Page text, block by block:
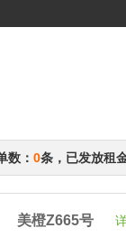
数： 0条，已发放租
美橙Z665号